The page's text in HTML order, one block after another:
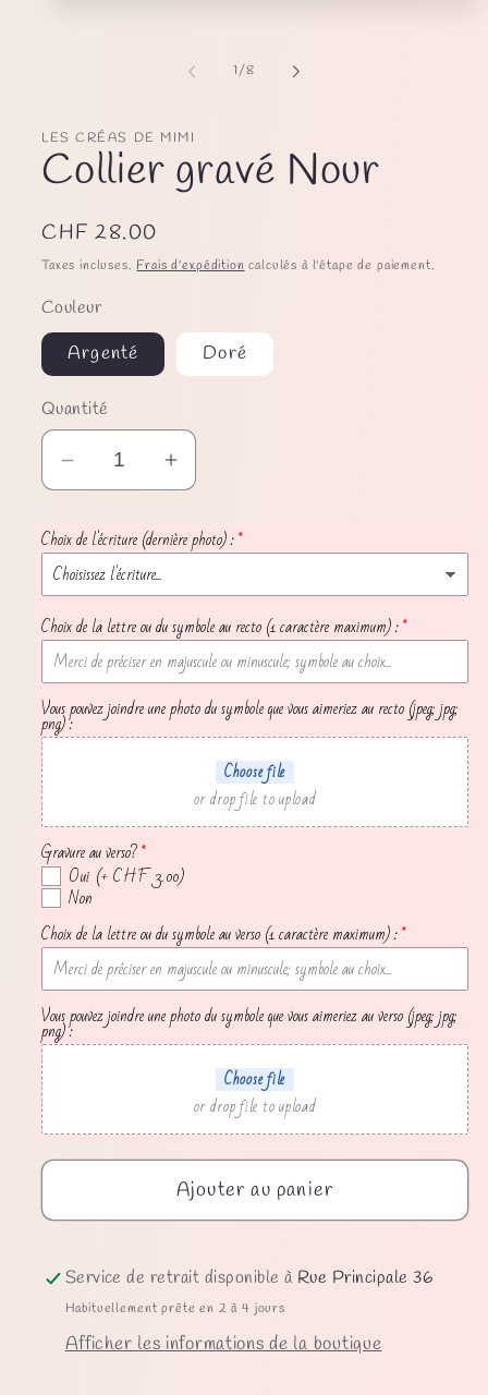
1/de
8
LES CRÉAS DE MIMI
Collier gravé Nour
Prix
habituel
CHF 28.00
Taxes incluses. Frais d'expédition calculés à l'étape de paiement.
Couleur
Argenté Doré
Quantité
Réduire
quantité
de
Collier
gravé
Nour
Augmenter
quantité
de
gravé
Nour
Choix de l'écriture (dernière photo) :
Choix de la lettre ou du symbole au recto (1 caractère maximum) :
Vous pouvez joindre une photo du symbole que vous aimeriez au recto (jpeg; jpg;
png) :
Choose file
or drop file to upload
Gravure au verso?
Oui (+ CHF 3.00)
Non
Choix de la lettre ou du symbole au verso (1 caractère maximum) :
Vous pouvez joindre une photo du symbole que vous aimeriez au verso (jpeg; jpg;
png) :
Choose file
or drop file to upload
Ajouter au panier
Service de retrait disponible à Rue Principale 36
Habituellement prête en 2 à 4 jours
Afficher les informations de la boutique